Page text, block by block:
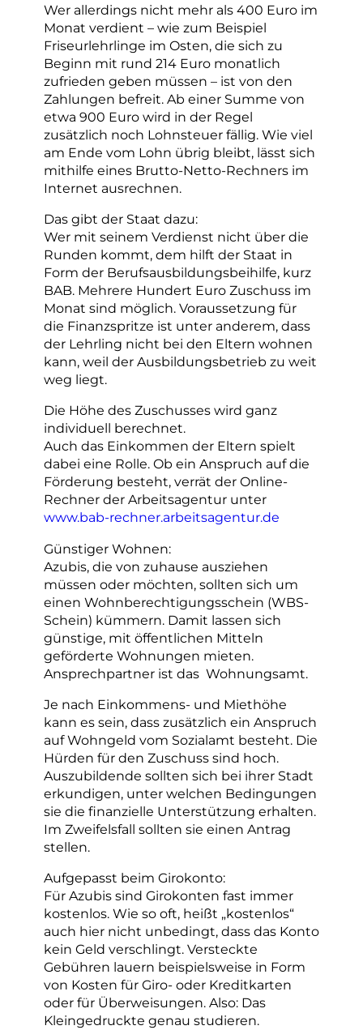
Wer allerdings nicht mehr als 400 Euro im
Monat verdient – wie zum Beispiel
Friseurlehrlinge im Osten, die sich zu
Beginn mit rund 214 Euro monatlich
zufrieden geben müssen – ist von den
Zahlungen befreit. Ab einer Summe von
etwa 900 Euro wird in der Regel
zusätzlich noch Lohnsteuer fällig. Wie viel
am Ende vom Lohn übrig bleibt, lässt sich
mithilfe eines Brutto-Netto-Rechners im
Internet ausrechnen.
Das gibt der Staat dazu:
Wer mit seinem Verdienst nicht über die
Runden kommt, dem hilft der Staat in
Form der Berufsausbildungsbeihilfe, kurz
BAB. Mehrere Hundert Euro Zuschuss im
Monat sind möglich. Voraussetzung für
die Finanzspritze ist unter anderem, dass
der Lehrling nicht bei den Eltern wohnen
kann, weil der Ausbildungsbetrieb zu weit
weg liegt.
Die Höhe des Zuschusses wird ganz
individuell berechnet.
Auch das Einkommen der Eltern spielt
dabei eine Rolle. Ob ein Anspruch auf die
Förderung besteht, verrät der Online-
Rechner der Arbeitsagentur unter
www.bab-rechner.arbeitsagentur.de
Günstiger Wohnen:
Azubis, die von zuhause ausziehen
müssen oder möchten, sollten sich um
einen Wohnberechtigungsschein (WBS-
Schein) kümmern. Damit lassen sich
günstige, mit öffentlichen Mitteln
geförderte Wohnungen mieten.
Ansprechpartner ist das Wohnungsamt.
Je nach Einkommens- und Miethöhe
kann es sein, dass zusätzlich ein Anspruch
auf Wohngeld vom Sozialamt besteht. Die
Hürden für den Zuschuss sind hoch.
Auszubildende sollten sich bei ihrer Stadt
erkundigen, unter welchen Bedingungen
sie die finanzielle Unterstützung erhalten.
Im Zweifelsfall sollten sie einen Antrag
stellen.
Aufgepasst beim Girokonto:
Für Azubis sind Girokonten fast immer
kostenlos. Wie so oft, heißt „kostenlos“
auch hier nicht unbedingt, dass das Konto
kein Geld verschlingt. Versteckte
Gebühren lauern beispielsweise in Form
von Kosten für Giro- oder Kreditkarten
oder für Überweisungen. Also: Das
Kleingedruckte genau studieren.